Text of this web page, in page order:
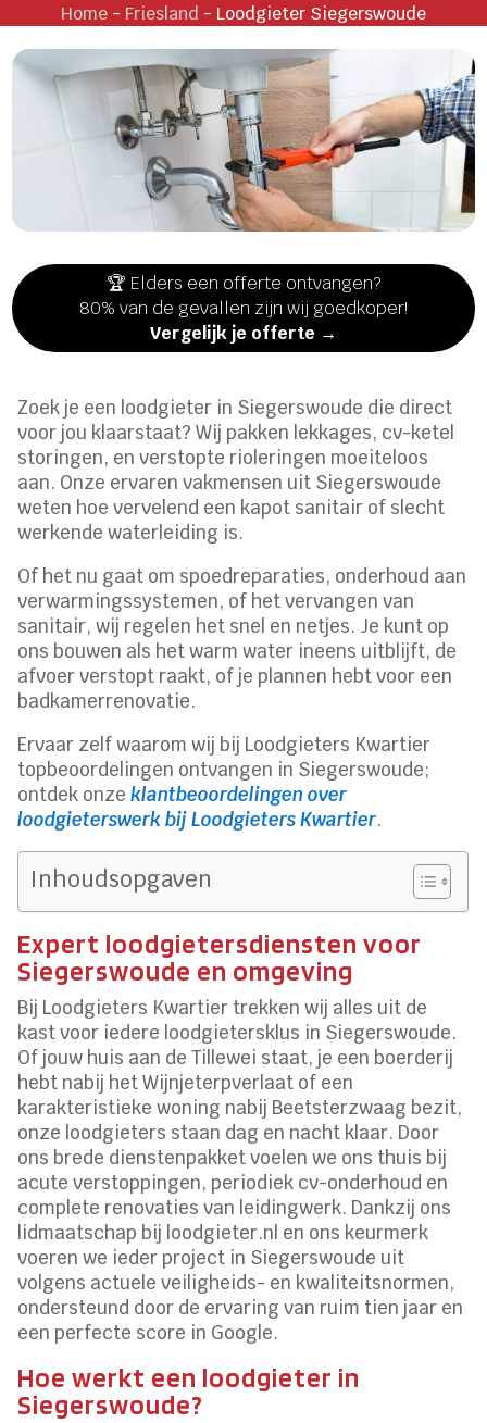
Home- Friesland - Loodgieter Siegerswoude
🏆 Elders een offerte ontvangen?
80% van de gevallen zijn wij goedkoper!
Vergelijk je offerte →
Zoek je een loodgieter in Siegerswoude die direct
voor jou klaarstaat? Wij pakken lekkages, cv-ketel
storingen, en verstopte rioleringen moeiteloos
aan. Onze ervaren vakmensen uit Siegerswoude
weten hoe vervelend een kapot sanitair of slecht
werkende waterleiding is.
Of het nu gaat om spoedreparaties, onderhoud aan
verwarmingssystemen, of het vervangen van
sanitair, wij regelen het snel en netjes. Je kunt op
ons bouwen als het warm water ineens uitblijft, de
afvoer verstopt raakt, of je plannen hebt voor een
badkamerrenovatie.
Ervaar zelf waarom wij bij Loodgieters Kwartier
topbeoordelingen ontvangen in Siegerswoude;
ontdek onzeklantbeoordelingen over
loodgieterswerk bij Loodgieters Kwartier.
Inhoudsopgaven
Expert loodgietersdiensten voor
Siegerswoude en omgeving
Bij Loodgieters Kwartier trekken wij alles uit de
kast voor iedere loodgietersklus in Siegerswoude.
Of jouw huis aan de Tillewei staat, je een boerderij
hebt nabij het Wijnjeterpverlaat of een
karakteristieke woning nabij Beetsterzwaag bezit,
onze loodgieters staan dag en nacht klaar. Door
ons brede dienstenpakket voelen we ons thuis bij
acute verstoppingen, periodiek cv-onderhoud en
complete renovaties van leidingwerk. Dankzij ons
lidmaatschap bij loodgieter.nl en ons keurmerk
voeren we ieder project in Siegerswoude uit
volgens actuele veiligheids- en kwaliteitsnormen,
ondersteund door de ervaring van ruim tien jaar en
een perfecte score in Google.
Hoe werkt een loodgieter in
Siegerswoude?